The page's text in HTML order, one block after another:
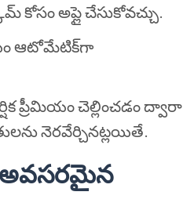
కోసం అప్లై చేసుకోవచ్చు.
ఆటోమేటిక్‌గా
ప్రీమియం చెల్లించడం ద్వారా
నెరవేర్చినట్లయితే.
అవసరమైన